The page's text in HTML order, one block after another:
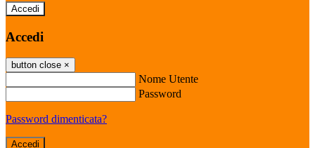
Accedi
Accedi
button close ×
Nome Utente
Password
Password dimenticata?